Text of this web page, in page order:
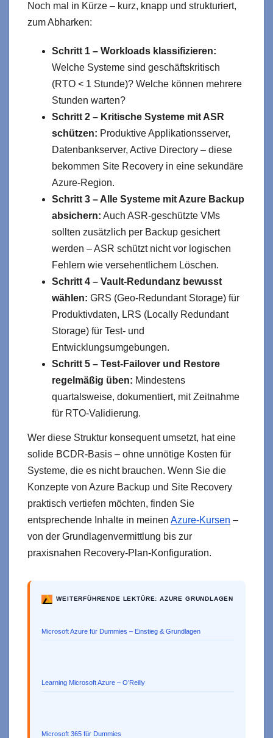
Noch mal in Kürze – kurz, knapp und strukturiert,
zum Abharken:
Schritt 1 – Workloads klassifizieren:
Welche Systeme sind geschäftskritisch
(RTO < 1 Stunde)? Welche können mehrere
Stunden warten?
Schritt 2 – Kritische Systeme mit ASR
schützen: Produktive Applikationsserver,
Datenbankserver, Active Directory – diese
bekommen Site Recovery in eine sekundäre
Azure-Region.
Schritt 3 – Alle Systeme mit Azure Backup
absichern: Auch ASR-geschützte VMs
sollten zusätzlich per Backup gesichert
werden – ASR schützt nicht vor logischen
Fehlern wie versehentlichem Löschen.
Schritt 4 – Vault-Redundanz bewusst
wählen: GRS (Geo-Redundant Storage) für
Produktivdaten, LRS (Locally Redundant
Storage) für Test- und
Entwicklungsumgebungen.
Schritt 5 – Test-Failover und Restore
regelmäßig üben: Mindestens
quartalsweise, dokumentiert, mit Zeitnahme
für RTO-Validierung.
Wer diese Struktur konsequent umsetzt, hat eine
solide BCDR-Basis – ohne unnötige Kosten für
Systeme, die es nicht brauchen. Wenn Sie die
Konzepte von Azure Backup und Site Recovery
praktisch vertiefen möchten, finden Sie
entsprechende Inhalte in meinen Azure-Kursen –
von der Grundlagenvermittlung bis zur
praxisnahen Recovery-Plan-Konfiguration.
WEITERFÜHRENDE LEKTÜRE: AZURE GRUNDLAGEN
Microsoft Azure für Dummies – Einstieg & Grundlagen
Learning Microsoft Azure – O’Reilly
Microsoft 365 für Dummies